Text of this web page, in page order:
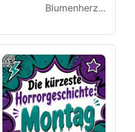
Blumenherz...